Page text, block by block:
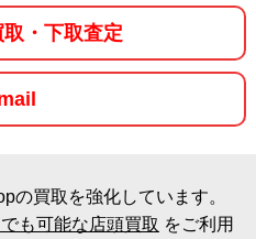
取・下取査定
の買取を強化しています。
も可能な店頭買取 をご利用